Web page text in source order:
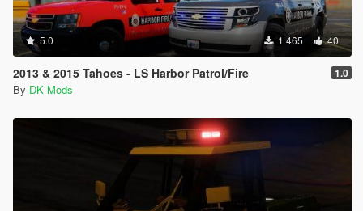
5.0 1 465 40
2013 & 2015 Tahoes - LS Harbor Patrol/Fire 1.0
By DK Mods